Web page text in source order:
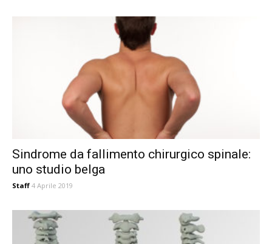
Sindrome da fallimento chirurgico spinale:
uno studio belga
Staff 4 Aprile 2019